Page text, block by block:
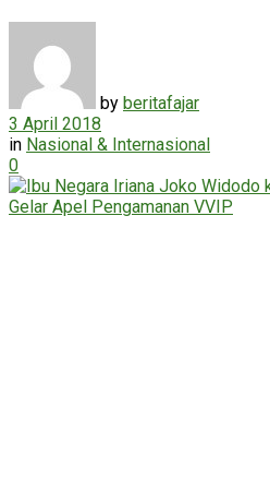
by beritafajar
3 April 2018
in Nasional & Internasional
0